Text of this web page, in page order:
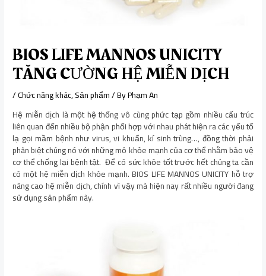
BIOS LIFE MANNOS UNICITY
TĂNG CƯỜNG HỆ MIỄN DỊCH
/Chức năng khác,Sản phẩm/ ByPhạm An
Hệ miễn dịch là một hệ thống vô cùng phức tạp gồm nhiều cấu trúc
liên quan đến nhiều bộ phận phối hợp với nhau phát hiện ra các yếu tố
lạ gọi mầm bệnh như virus, vi khuẩn, kí sinh trùng…, đồng thời phải
phân biệt chúng nó với những mô khỏe mạnh của cơ thể nhằm bảo vệ
cơ thể chống lại bệnh tật. Để có sức khỏe tốt trước hết chúng ta cần
có một hệ miễn dịch khỏe mạnh. BIOS LIFE MANNOS UNICITY hỗ trợ
nâng cao hệ miễn dịch, chính vì vậy mà hiện nay rất nhiều người đang
sử dụng sản phẩm này.